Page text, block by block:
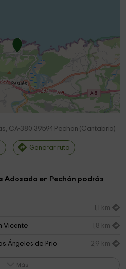
CA-380 39594 Pechon (Cantabria)
Generar ruta
Adosado en Pechón podrás
1,1 km
Vicente 1,8 km
Ángeles de Prio 2,9 km
Más